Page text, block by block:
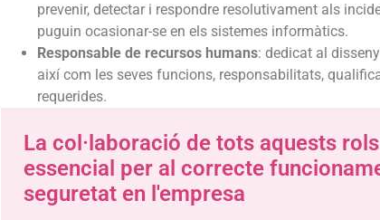
prevenir, detectar i respondre resolutivament als
puguin ocasionar-se en els sistemes informàtics.
Responsable de recursos humans: dedicat al
així com les seves funcions, responsabilitats,
requerides.
La col·laboració de tots aquests
essencial per al correcte
seguretat en l'empresa